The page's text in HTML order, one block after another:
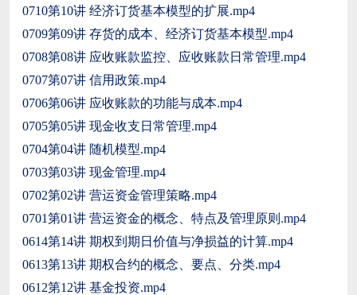
0710第10讲 经济订货基本模型的扩展.mp4
0709第09讲 存货的成本、经济订货基本模型.mp4
0708第08讲 应收账款监控、应收账款日常管理.mp4
0707第07讲 信用政策.mp4
0706第06讲 应收账款的功能与成本.mp4
0705第05讲 现金收支日常管理.mp4
0704第04讲 随机模型.mp4
0703第03讲 现金管理.mp4
0702第02讲 营运资金管理策略.mp4
0701第01讲 营运资金的概念、特点及管理原则.mp4
0614第14讲 期权到期日价值与净损益的计算.mp4
0613第13讲 期权合约的概念、要点、分类.mp4
0612第12讲 基金投资.mp4